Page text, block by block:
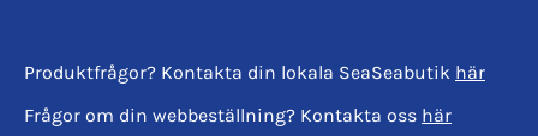
Produktfrågor? Kontakta din lokala SeaSeabutik här
Frågor om din webbeställning? Kontakta oss här